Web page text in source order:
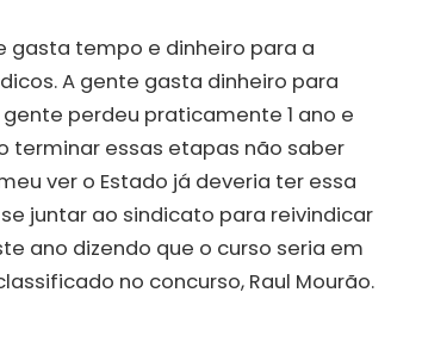
gasta tempo e dinheiro para a
A gente gasta dinheiro para
perdeu praticamente 1 ano e
terminar essas etapas não saber
ver o Estado já deveria ter essa
juntar ao sindicato para reivindicar
ano dizendo que o curso seria em
no concurso, Raul Mourão.